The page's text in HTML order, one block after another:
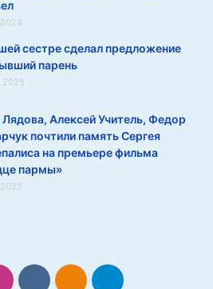
сестре сделал предложение
парень
Лядова, Алексей Учитель, Федор
почтили память Сергея
на премьере фильма
пармы»
Instagramvk.comОдноклассники
Telegram